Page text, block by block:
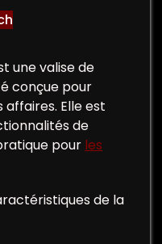
une valise de
conçue pour
Elle est
de
pour les
de la